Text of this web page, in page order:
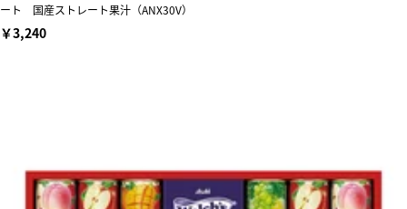
ート 国産ストレート果汁（ANX30V）
￥3,240